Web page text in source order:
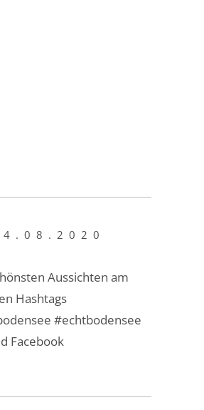
Aussichten am
Hashtags
#echtbodensee
Facebook